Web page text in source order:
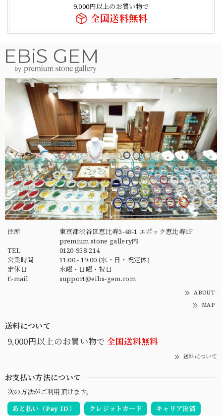
9,000円以上のお買い物で
全国送料無料
住所
東京都渋谷区恵比寿3-48-1 エポック恵比寿1F
premium stone gallery内
TEL
0120-958-214
営業時間
11:00 - 19:00 (水・日・祝定休)
定休日
水曜・日曜・祝日
E-mail
support@eibs-gem.com
ABOUT
MAP
送料について
9,000円以上のお買い物で 全国送料無料
送料について
お支払い方法について
次の方法がご利用頂けます。
あと払い（Pay ID）
クレジットカード キャリア決済